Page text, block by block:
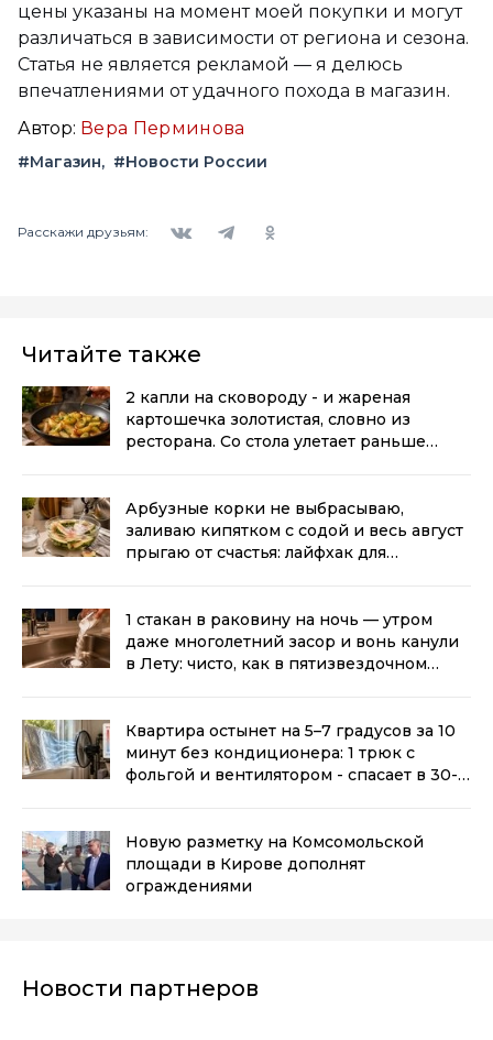
цены указаны на момент моей покупки и могут
различаться в зависимости от региона и сезона.
Статья не является рекламой — я делюсь
впечатлениями от удачного похода в магазин.
Автор: Вера Перминова
#Магазин #Новости России
Расскажи друзьям:
Читайте также
2 капли на сковороду - и жареная
картошечка золотистая, словно из
ресторана. Со стола улетает раньше
Арбузные корки не выбрасываю,
заливаю кипятком с содой и весь август
прыгаю от счастья: лайфхак для
1 стакан в раковину на ночь — утром
даже многолетний засор и вонь канули
в Лету: чисто, как в пятизвездочном
Квартира остынет на 5–7 градусов за 10
минут без кондиционера: 1 трюк с
фольгой и вентилятором - спасает в 30-
Новую разметку на Комсомольской
площади в Кирове дополнят
ограждениями
Новости партнеров